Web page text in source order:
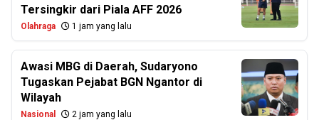
Tersingkir dari Piala AFF 2026
Olahraga 1 jam yang lalu
Awasi MBG di Daerah, Sudaryono
Tugaskan Pejabat BGN Ngantor di
Wilayah
Nasional 2 jam yang lalu